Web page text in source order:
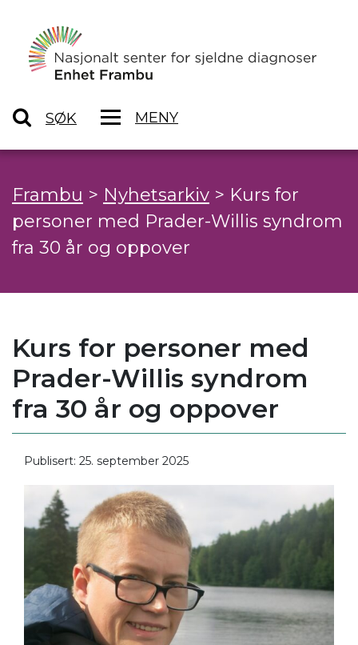
SØK MENY
Frambu > Nyhetsarkiv > Kurs for
personer med Prader-Willis syndrom
fra 30 år og oppover
Kurs for personer med
Prader-Willis syndrom
fra 30 år og oppover
Publisert: 25. september 2025